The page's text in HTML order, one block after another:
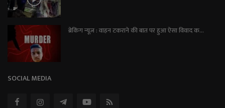
ब्रेकिंग न्यूज़ : वाहन टकराने की बात पर हुआ ऐसा विवाद क...
SOCIAL MEDIA